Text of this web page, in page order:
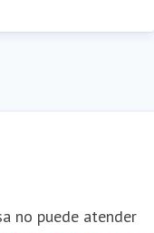
no puede atender